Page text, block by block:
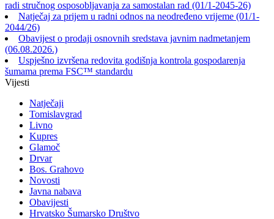
radi stručnog osposobljavanja za samostalan rad (01/1-2045-26)
Natječaj za prijem u radni odnos na neodređeno vrijeme (01/1-
2044/26)
Obavijest o prodaji osnovnih sredstava javnim nadmetanjem
(06.08.2026.)
Uspješno izvršena redovita godišnja kontrola gospodarenja
šumama prema FSC™ standardu
Vijesti
Natječaji
Tomislavgrad
Livno
Kupres
Glamoč
Drvar
Bos. Grahovo
Novosti
Javna nabava
Obavijesti
Hrvatsko Šumarsko Društvo